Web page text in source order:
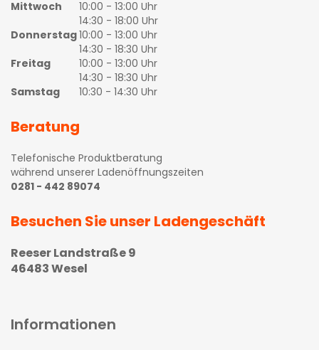
Mittwoch
10:00 - 13:00 Uhr
14:30 - 18:00 Uhr
Donnerstag10:00 - 13:00 Uhr
14:30 - 18:30 Uhr
Freitag
10:00 - 13:00 Uhr
14:30 - 18:30 Uhr
Samstag
10:30 - 14:30 Uhr
Beratung
Telefonische Produktberatung
während unserer Ladenöffnungszeiten
0281 - 442 89074
Besuchen Sie unser Ladengeschäft
Reeser Landstraße 9
46483 Wesel
Informationen